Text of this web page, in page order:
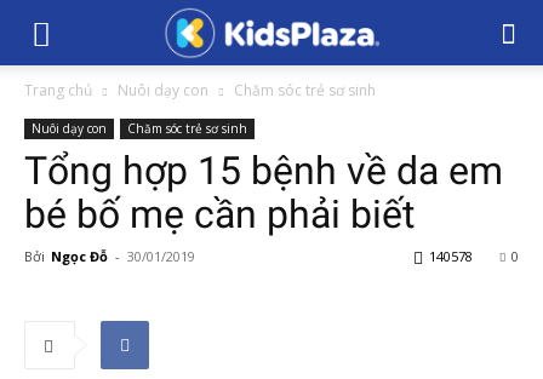
Trang chủ Nuôi dạy con Chăm sóc trẻ sơ sinh
Nuôi dạy con Chăm sóc trẻ sơ sinh
Tổng hợp 15 bệnh về da em
bé bố mẹ cần phải biết
Bởi Ngọc Đỗ - 30/01/2019 0
140578